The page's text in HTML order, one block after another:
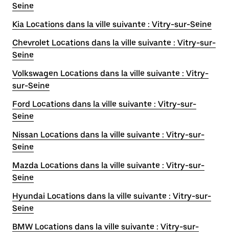
Seine
Kia Locations dans la ville suivante : Vitry-sur-Seine
Chevrolet Locations dans la ville suivante : Vitry-sur-
Seine
Volkswagen Locations dans la ville suivante : Vitry-
sur-Seine
Ford Locations dans la ville suivante : Vitry-sur-
Seine
Nissan Locations dans la ville suivante : Vitry-sur-
Seine
Mazda Locations dans la ville suivante : Vitry-sur-
Seine
Hyundai Locations dans la ville suivante : Vitry-sur-
Seine
BMW Locations dans la ville suivante : Vitry-sur-